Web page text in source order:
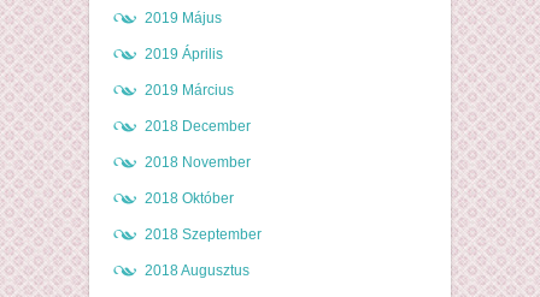
2019 Május
2019 Április
2019 Március
2018 December
2018 November
2018 Október
2018 Szeptember
2018 Augusztus